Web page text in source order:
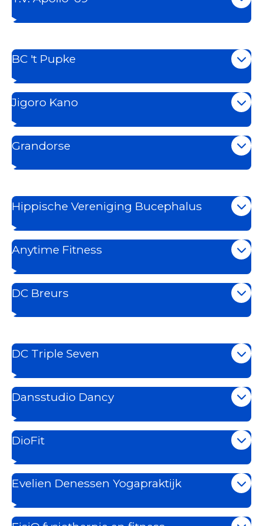
BC 't Pupke
Jigoro Kano
Grandorse
Hippische Vereniging Bucephalus
Anytime Fitness
DC Breurs
DC Triple Seven
Dansstudio Dancy
DioFit
Evelien Denessen Yogapraktijk